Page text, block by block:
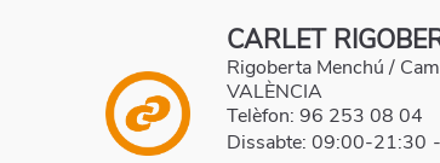
CARLET
Rigoberta Menchú /
VALÈNCIA
Telèfon: 96 253 08 04
Dissabte: 09:00-21:30 -